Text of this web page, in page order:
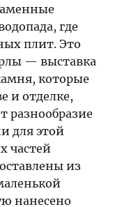
где
плит. Это
— выставка
которые
и отделке,
разнообразие
для этой
частей
из
нанесено